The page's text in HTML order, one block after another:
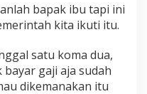
bapak ibu tapi ini
kita ikuti itu.
satu koma dua,
gaji aja sudah
dikemanakan itu